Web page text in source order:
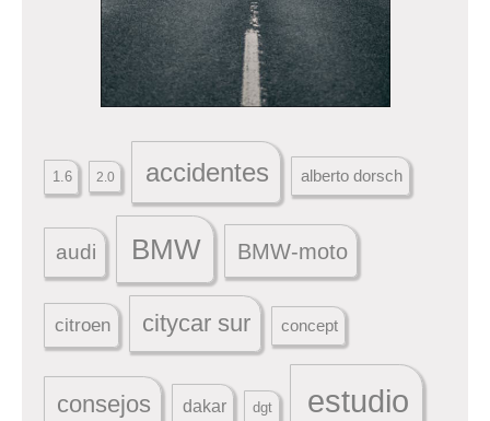
1.6 2.0 accidentes alberto dorsch
audi BMW BMW-moto
citroen citycar sur concept
consejos dakar dgt estudio